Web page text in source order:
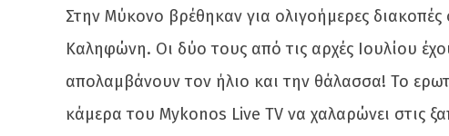
Στην Μύκονο βρέθηκαν για ολιγοήμερες
Καληφώνη. Οι δύο τους από τις αρχές Ιουλίου
απολαμβάνουν τον ήλιο και την θάλασσα! Το
κάμερα του Mykonos Live TV να χαλαρώνει στις